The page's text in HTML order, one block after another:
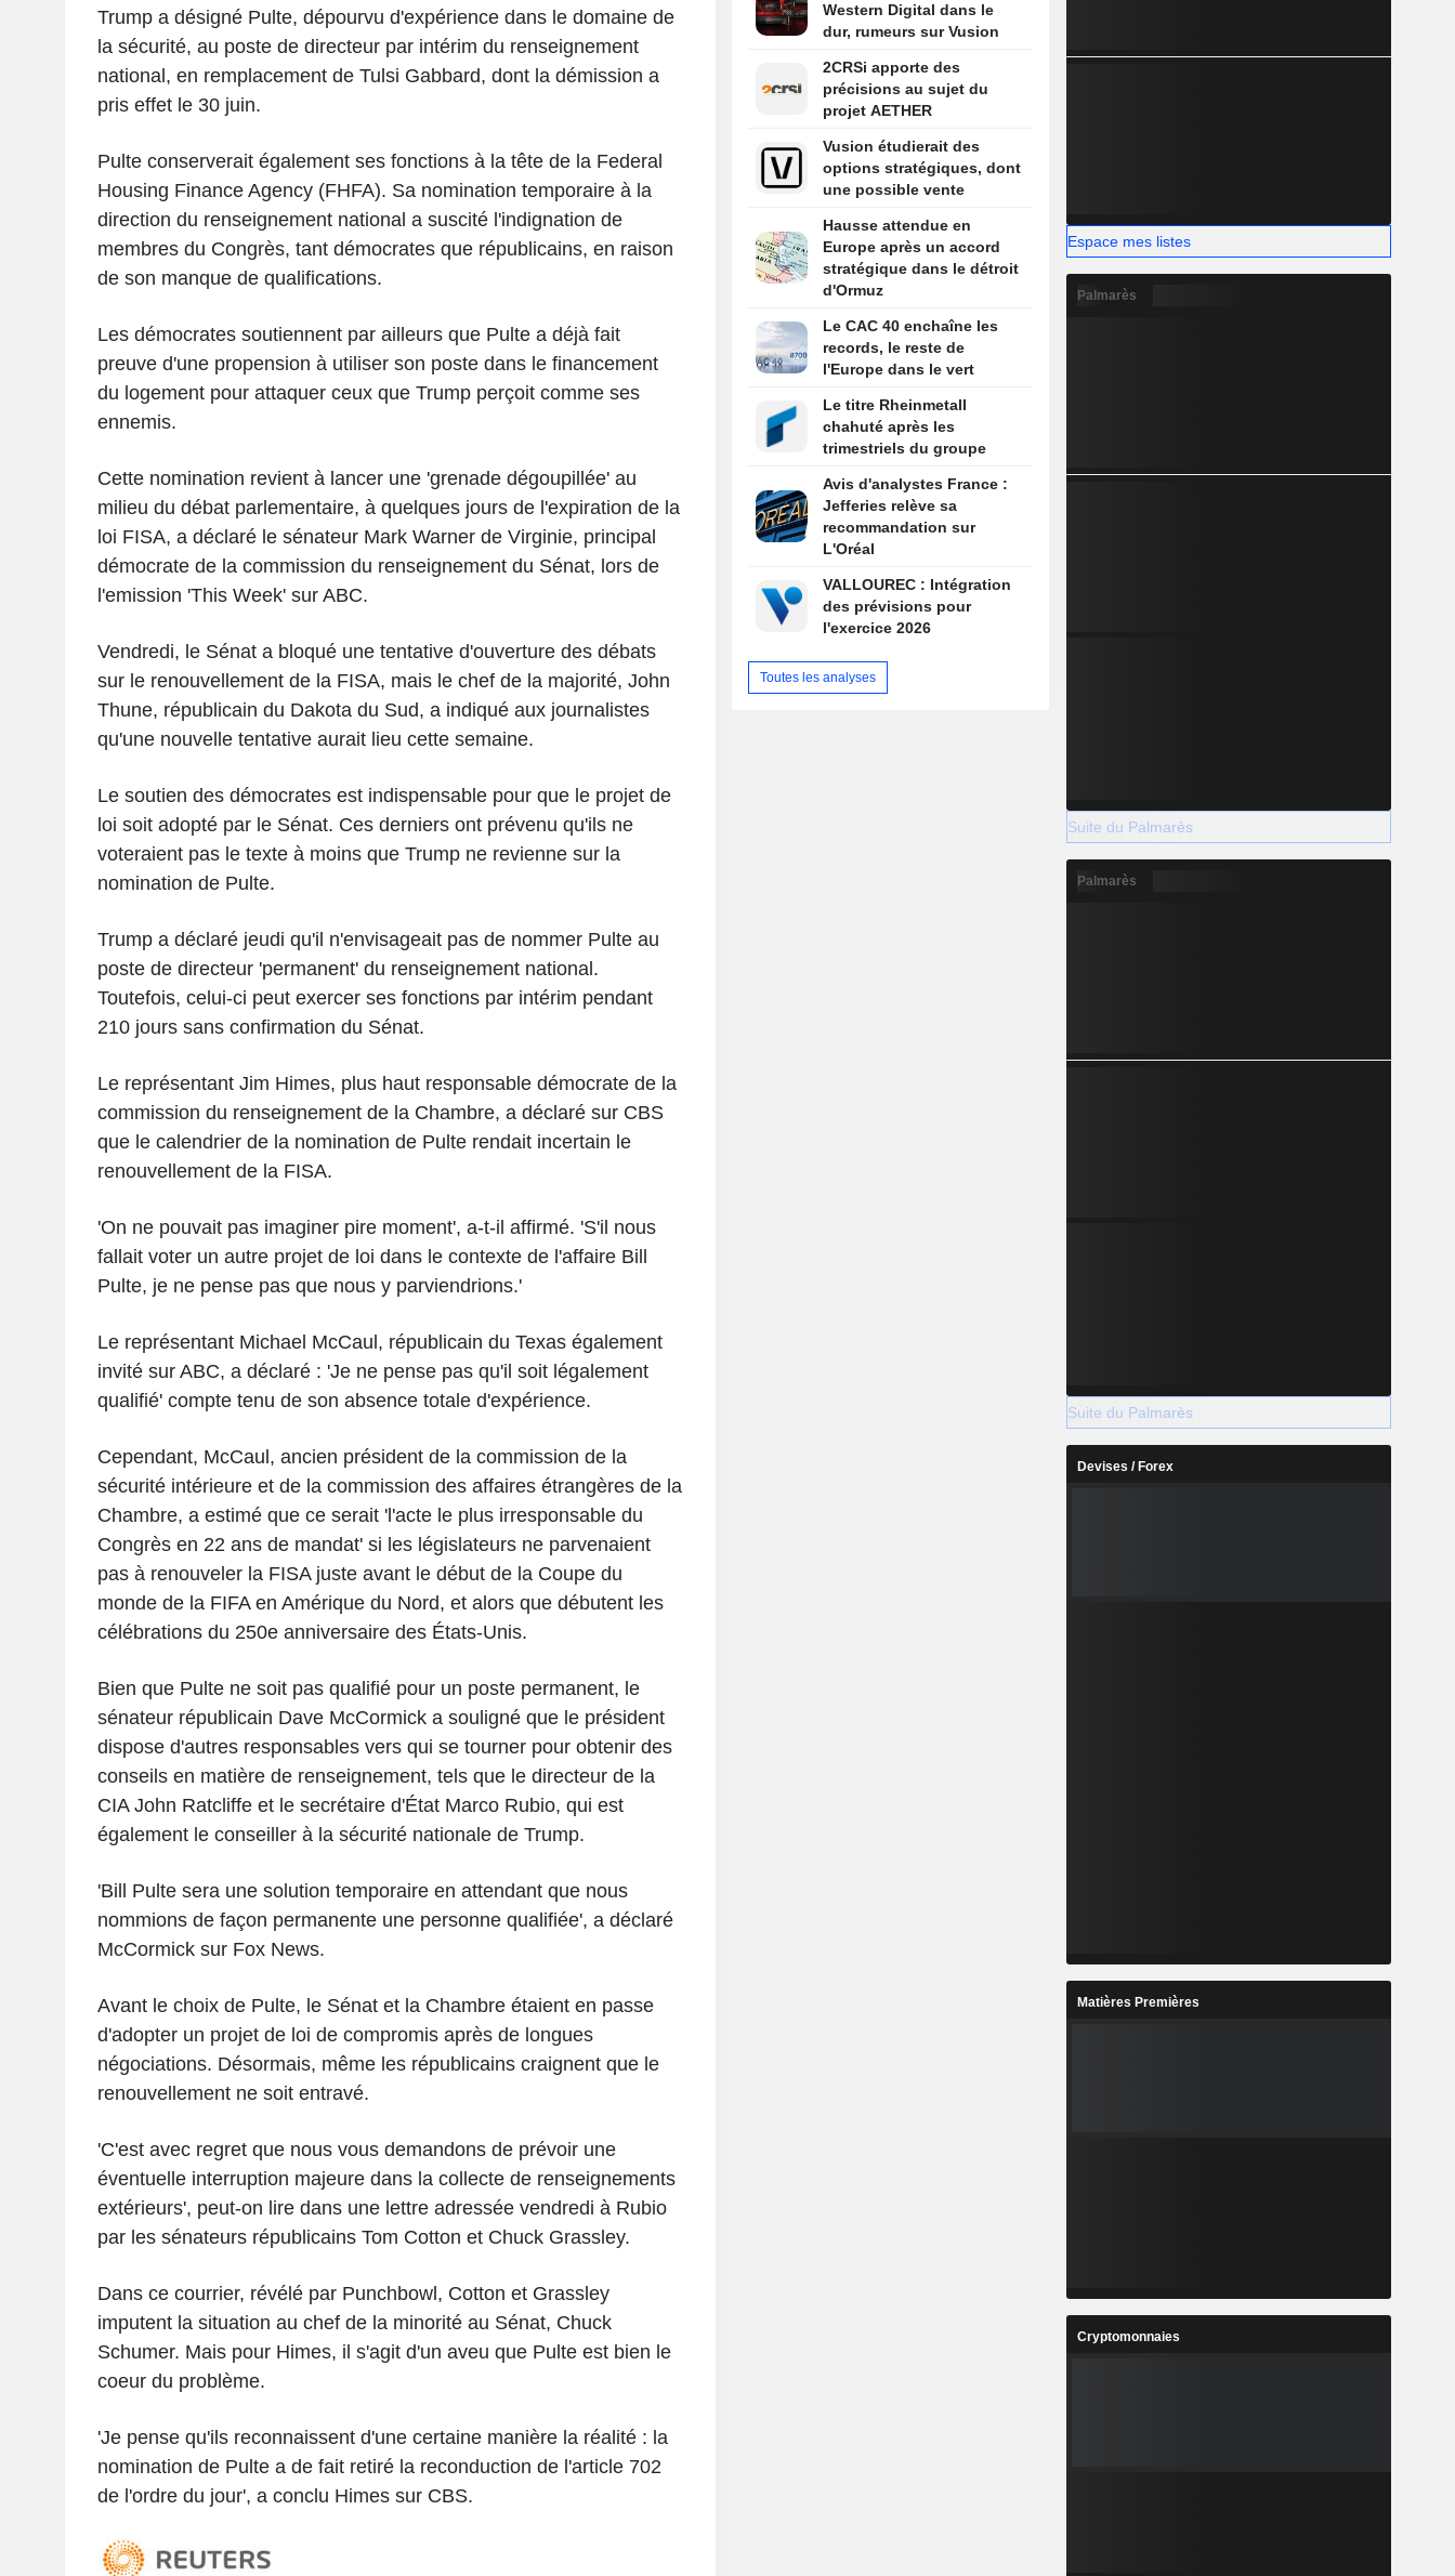
Trump a désigné Pulte, dépourvu d'expérience dans le domaine de
la sécurité, au poste de directeur par intérim du renseignement
national, en remplacement de Tulsi Gabbard, dont la démission a
pris effet le 30 juin.
Pulte conserverait également ses fonctions à la tête de la Federal
Housing Finance Agency (FHFA). Sa nomination temporaire à la
direction du renseignement national a suscité l'indignation de
membres du Congrès, tant démocrates que républicains, en raison
de son manque de qualifications.
Les démocrates soutiennent par ailleurs que Pulte a déjà fait
preuve d'une propension à utiliser son poste dans le financement
du logement pour attaquer ceux que Trump perçoit comme ses
ennemis.
Cette nomination revient à lancer une 'grenade dégoupillée' au
milieu du débat parlementaire, à quelques jours de l'expiration de la
loi FISA, a déclaré le sénateur Mark Warner de Virginie, principal
démocrate de la commission du renseignement du Sénat, lors de
l'emission 'This Week' sur ABC.
Vendredi, le Sénat a bloqué une tentative d'ouverture des débats
sur le renouvellement de la FISA, mais le chef de la majorité, John
Thune, républicain du Dakota du Sud, a indiqué aux journalistes
qu'une nouvelle tentative aurait lieu cette semaine.
Le soutien des démocrates est indispensable pour que le projet de
loi soit adopté par le Sénat. Ces derniers ont prévenu qu'ils ne
voteraient pas le texte à moins que Trump ne revienne sur la
nomination de Pulte.
Trump a déclaré jeudi qu'il n'envisageait pas de nommer Pulte au
poste de directeur 'permanent' du renseignement national.
Toutefois, celui-ci peut exercer ses fonctions par intérim pendant
210 jours sans confirmation du Sénat.
Le représentant Jim Himes, plus haut responsable démocrate de la
commission du renseignement de la Chambre, a déclaré sur CBS
que le calendrier de la nomination de Pulte rendait incertain le
renouvellement de la FISA.
'On ne pouvait pas imaginer pire moment', a-t-il affirmé. 'S'il nous
fallait voter un autre projet de loi dans le contexte de l'affaire Bill
Pulte, je ne pense pas que nous y parviendrions.'
Le représentant Michael McCaul, républicain du Texas également
invité sur ABC, a déclaré : 'Je ne pense pas qu'il soit légalement
qualifié' compte tenu de son absence totale d'expérience.
Cependant, McCaul, ancien président de la commission de la
sécurité intérieure et de la commission des affaires étrangères de la
Chambre, a estimé que ce serait 'l'acte le plus irresponsable du
Congrès en 22 ans de mandat' si les législateurs ne parvenaient
pas à renouveler la FISA juste avant le début de la Coupe du
monde de la FIFA en Amérique du Nord, et alors que débutent les
célébrations du 250e anniversaire des États-Unis.
Bien que Pulte ne soit pas qualifié pour un poste permanent, le
sénateur républicain Dave McCormick a souligné que le président
dispose d'autres responsables vers qui se tourner pour obtenir des
conseils en matière de renseignement, tels que le directeur de la
CIA John Ratcliffe et le secrétaire d'État Marco Rubio, qui est
également le conseiller à la sécurité nationale de Trump.
'Bill Pulte sera une solution temporaire en attendant que nous
nommions de façon permanente une personne qualifiée', a déclaré
McCormick sur Fox News.
Avant le choix de Pulte, le Sénat et la Chambre étaient en passe
d'adopter un projet de loi de compromis après de longues
négociations. Désormais, même les républicains craignent que le
renouvellement ne soit entravé.
'C'est avec regret que nous vous demandons de prévoir une
éventuelle interruption majeure dans la collecte de renseignements
extérieurs', peut-on lire dans une lettre adressée vendredi à Rubio
par les sénateurs républicains Tom Cotton et Chuck Grassley.
Dans ce courrier, révélé par Punchbowl, Cotton et Grassley
imputent la situation au chef de la minorité au Sénat, Chuck
Schumer. Mais pour Himes, il s'agit d'un aveu que Pulte est bien le
coeur du problème.
'Je pense qu'ils reconnaissent d'une certaine manière la réalité : la
nomination de Pulte a de fait retiré la reconduction de l'article 702
de l'ordre du jour', a conclu Himes sur CBS.
Western Digital dans le
dur, rumeurs sur Vusion
2CRSi apporte des
précisions au sujet du
projet AETHER
Vusion étudierait des
options stratégiques, dont
une possible vente
Hausse attendue en
Europe après un accord
stratégique dans le détroit
d'Ormuz
Le CAC 40 enchaîne les
records, le reste de
l'Europe dans le vert
Le titre Rheinmetall
chahuté après les
trimestriels du groupe
Avis d'analystes France :
Jefferies relève sa
recommandation sur
L'Oréal
VALLOUREC : Intégration
des prévisions pour
l'exercice 2026
Toutes les analyses
Espace mes listes
Palmarès
Suite du Palmarès
Palmarès
Suite du Palmarès
Devises / Forex
Matières Premières
Cryptomonnaies